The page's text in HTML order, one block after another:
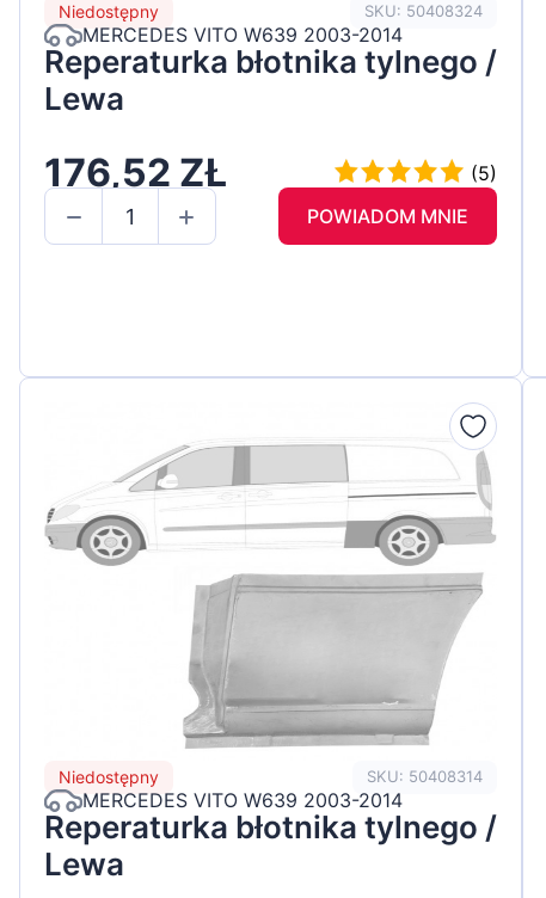
Niedostępny SKU: 50408324
MERCEDES VITO W639 2003-2014
Reperaturka błotnika tylnego /
Lewa
176,52 ZŁ
(5)
POWIADOM MNIE
Niedostępny SKU: 50408314
MERCEDES VITO W639 2003-2014
Reperaturka błotnika tylnego /
Lewa